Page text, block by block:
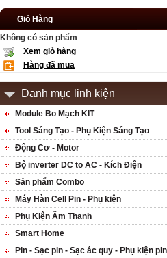
Giỏ Hàng
Không có sản phẩm
Xem giỏ hàng
Hàng đã mua
Danh mục linh kiện
Module Bo Mạch KIT
Tool Sáng Tạo - Phụ Kiện Sáng Tạo
Động Cơ - Motor
Bộ inverter DC to AC - Kích Điện
Sản phẩm Combo
Máy Hàn Cell Pin - Phụ kiện
Phụ Kiện Âm Thanh
Smart Home
Pin - Sạc pin - Sạc ác quy - Phụ kiện pin